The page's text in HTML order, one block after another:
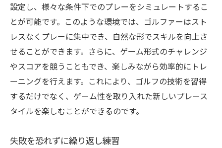
設定し、様々な条件下でのプレーをシミュレートするこ
とが可能です。このような環境では、ゴルファーはスト
レスなくプレーに集中でき、自然な形でスキルを向上さ
せることができます。さらに、ゲーム形式のチャレンジ
やスコアを競うこともでき、楽しみながら効率的にトレ
ーニングを行えます。これにより、ゴルフの技術を習得
するだけでなく、ゲーム性を取り入れた新しいプレース
タイルを楽しむことができるのです。
失敗を恐れずに繰り返し練習